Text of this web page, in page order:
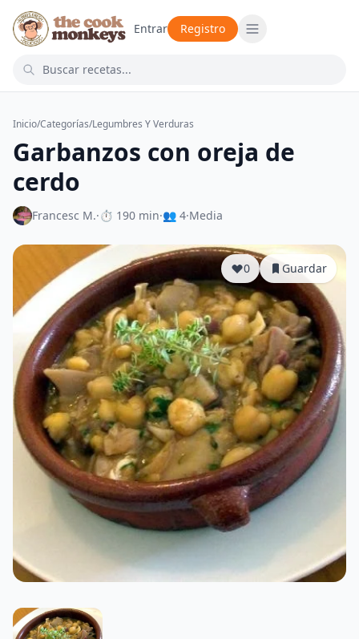
Entrar Registro
Inicio/Categorías/Legumbres Y Verduras
Garbanzos con oreja de
cerdo
Francesc M.·⏱ 190 min·👥 4·Media
0 Guardar